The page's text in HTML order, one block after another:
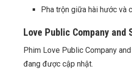
Pha trộn giữa hài hước và
Love Public Company
Phim Love Public Company
đang được cập nhật.